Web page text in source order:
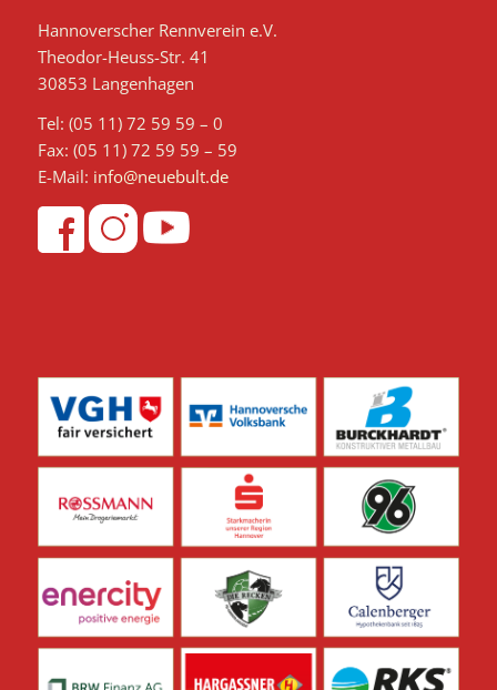
Hannoverscher Rennverein e.V.
Theodor-Heuss-Str. 41
30853 Langenhagen
Tel: (05 11) 72 59 59 – 0
Fax: (05 11) 72 59 59 – 59
E-Mail: info@neuebult.de